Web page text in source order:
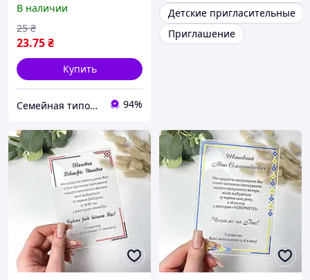
В наличии
23.75₴
25 ₴
Купить
Семейная типография «Мир Праздника» | Полиграфия, печать и индивидуальный дизайн 94%
Детские пригласительные
Приглашение